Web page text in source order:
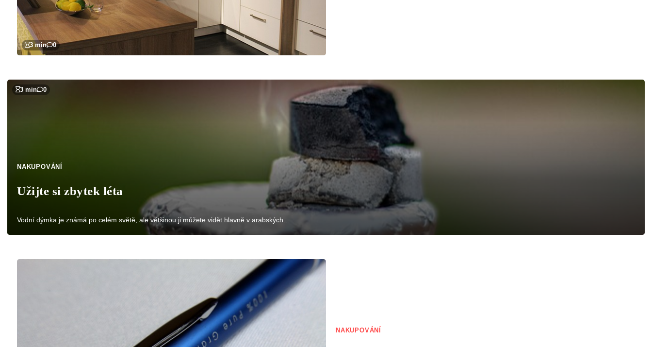
3 min 0
3 min 0
NAKUPOVÁNÍ
Užijte si zbytek léta
Vodní dýmka je známá po celém světě, ale většinou ji můžete vidět hlavně v arabských…
NAKUPOVÁNÍ